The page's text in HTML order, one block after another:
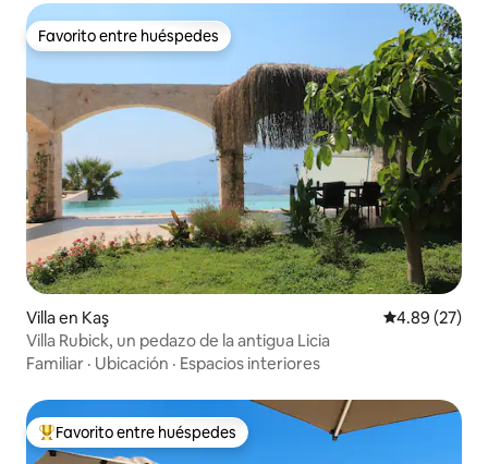
Favorito entre huéspedes
Favorito entre huéspedes
Villa en Kaş Calificación
4.89 (27)
Villa Rubick, un pedazo de la antigua Licia
Familiar · Ubicación · Espacios interiores
Favorito entre huéspedes preferido
Favorito entre huéspedes